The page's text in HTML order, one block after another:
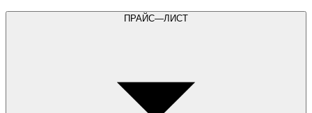
ПРАЙС—ЛИСТ